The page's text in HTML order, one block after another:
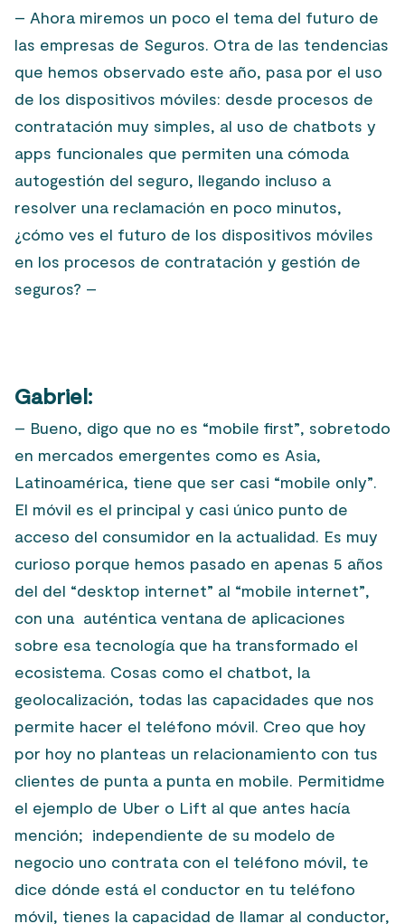
– Ahora miremos un poco el tema del futuro de
las empresas de Seguros. Otra de las tendencias
que hemos observado este año, pasa por el uso
de los dispositivos móviles: desde procesos de
contratación muy simples, al uso de chatbots y
apps funcionales que permiten una cómoda
autogestión del seguro, llegando incluso a
resolver una reclamación en poco minutos,
¿cómo ves el futuro de los dispositivos móviles
en los procesos de contratación y gestión de
seguros? –
Gabriel:
– Bueno, digo que no es “mobile first”, sobretodo
en mercados emergentes como es Asia,
Latinoamérica, tiene que ser casi “mobile only”.
El móvil es el principal y casi único punto de
acceso del consumidor en la actualidad. Es muy
curioso porque hemos pasado en apenas 5 años
del del “desktop internet” al “mobile internet”,
con una auténtica ventana de aplicaciones
sobre esa tecnología que ha transformado el
ecosistema. Cosas como el chatbot, la
geolocalización, todas las capacidades que nos
permite hacer el teléfono móvil. Creo que hoy
por hoy no planteas un relacionamiento con tus
clientes de punta a punta en mobile. Permitidme
el ejemplo de Uber o Lift al que antes hacía
mención; independiente de su modelo de
negocio uno contrata con el teléfono móvil, te
dice dónde está el conductor en tu teléfono
móvil, tienes la capacidad de llamar al conductor,